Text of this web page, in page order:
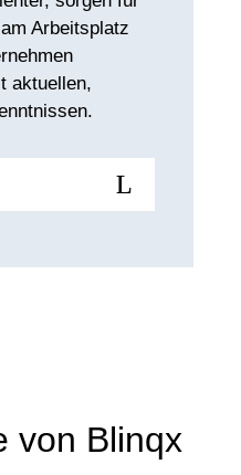
Arbeitsplatz
aktuellen,
von Blinqx